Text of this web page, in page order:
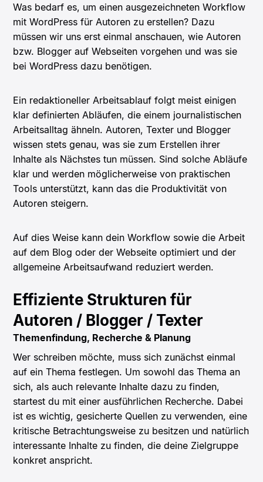
Was bedarf es, um einen ausgezeichneten Workflow
mit WordPress für Autoren zu erstellen? Dazu
müssen wir uns erst einmal anschauen, wie Autoren
bzw. Blogger auf Webseiten vorgehen und was sie
bei WordPress dazu benötigen.
Ein redaktioneller Arbeitsablauf folgt meist einigen
klar definierten Abläufen, die einem journalistischen
Arbeitsalltag ähneln. Autoren, Texter und Blogger
wissen stets genau, was sie zum Erstellen ihrer
Inhalte als Nächstes tun müssen. Sind solche Abläufe
klar und werden möglicherweise von praktischen
Tools unterstützt, kann das die Produktivität von
Autoren steigern.
Auf dies Weise kann dein Workflow sowie die Arbeit
auf dem Blog oder der Webseite optimiert und der
allgemeine Arbeitsaufwand reduziert werden.
Effiziente Strukturen für
Autoren / Blogger / Texter
Themenfindung, Recherche & Planung
Wer schreiben möchte, muss sich zunächst einmal
auf ein Thema festlegen. Um sowohl das Thema an
sich, als auch relevante Inhalte dazu zu finden,
startest du mit einer ausführlichen Recherche. Dabei
ist es wichtig, gesicherte Quellen zu verwenden, eine
kritische Betrachtungsweise zu besitzen und natürlich
interessante Inhalte zu finden, die deine Zielgruppe
konkret anspricht.